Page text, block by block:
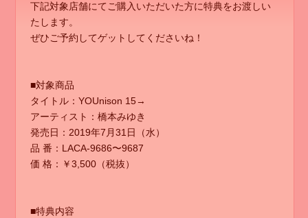
下記対象店舗にてご購入いただいた方に特典をお渡しい
たします。
ぜひご予約してゲットしてくださいね！
■対象商品
タイトル：YOUnison 15→
アーティスト：橋本みゆき
発売日：2019年7月31日（水）
品 番：LACA-9686〜9687
価 格：￥3,500（税抜）
■特典内容